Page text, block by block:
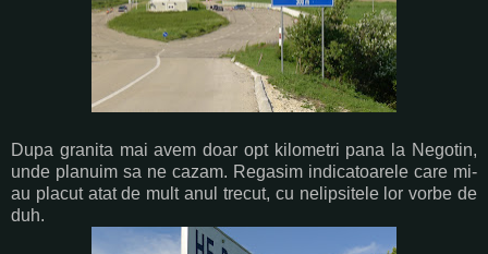
Dupa granita mai avem doar opt kilometri pana la Negotin,
unde planuim sa ne cazam. Regasim indicatoarele care mi-
au placut atat de mult anul trecut, cu nelipsitele lor vorbe de
duh.